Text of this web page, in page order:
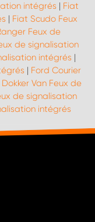
intégrés | Fiat
| Fiat Scudo Feux
Feux de
de signalisation
intégrés |
| Ford Courier
Van Feux de
de signalisation
intégrés